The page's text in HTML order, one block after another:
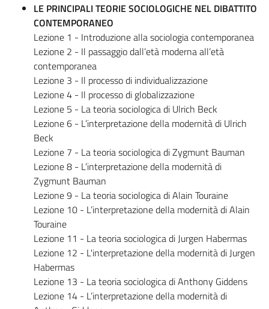
LE PRINCIPALI TEORIE SOCIOLOGICHE NEL DIBATTITO
CONTEMPORANEO
Lezione 1 - Introduzione alla sociologia contemporanea
Lezione 2 - Il passaggio dall’età moderna all’età
contemporanea
Lezione 3 - Il processo di individualizzazione
Lezione 4 - Il processo di globalizzazione
Lezione 5 - La teoria sociologica di Ulrich Beck
Lezione 6 - L’interpretazione della modernità di Ulrich
Beck
Lezione 7 - La teoria sociologica di Zygmunt Bauman
Lezione 8 - L’interpretazione della modernità di
Zygmunt Bauman
Lezione 9 - La teoria sociologica di Alain Touraine
Lezione 10 - L’interpretazione della modernità di Alain
Touraine
Lezione 11 - La teoria sociologica di Jurgen Habermas
Lezione 12 - L'interpretazione della modernità di Jurgen
Habermas
Lezione 13 - La teoria sociologica di Anthony Giddens
Lezione 14 - L’interpretazione della modernità di